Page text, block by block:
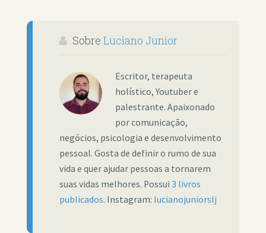
Sobre Luciano Junior
Escritor, terapeuta
holístico, Youtuber e
palestrante. Apaixonado
por comunicação,
negócios, psicologia e desenvolvimento
pessoal. Gosta de definir o rumo de sua
vida e quer ajudar pessoas a tornarem
suas vidas melhores. Possui 3 livros
publicados. Instagram: lucianojuniorslj